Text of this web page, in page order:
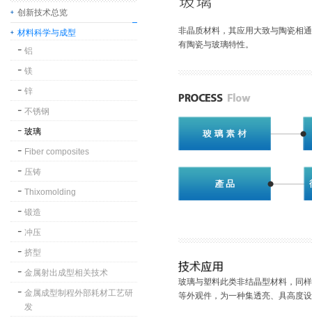
创新技术总览
材料科学与成型
铝
镁
锌
不锈钢
玻璃
Fiber composites
压铸
Thixomolding
锻造
冲压
挤型
金属射出成型相关技术
金属成型制程外部耗材工艺研
发
非晶质材料，其应用大致与陶瓷相
有陶瓷与玻璃特性。
玻璃与塑料此类非结晶型材料，同
等外观件，为一种集透亮、具高度